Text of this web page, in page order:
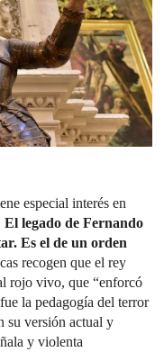
especial interés en
El legado de Fernando
Es el de un orden
recogen que el rey
rojo vivo, que “enforcó
la pedagogía del terror
su versión actual y
y violenta